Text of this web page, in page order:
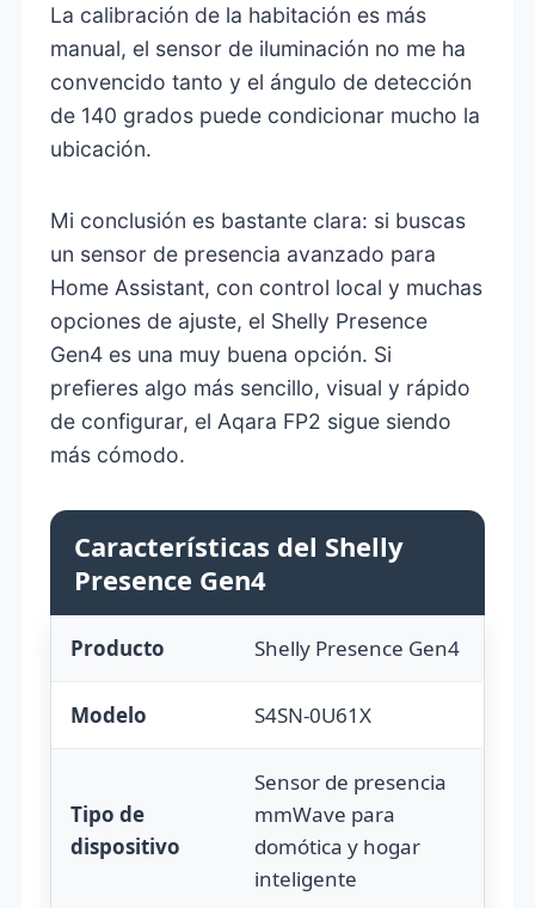
La calibración de la habitación es más
manual, el sensor de iluminación no me ha
convencido tanto y el ángulo de detección
de 140 grados puede condicionar mucho la
ubicación.
Mi conclusión es bastante clara: si buscas
un sensor de presencia avanzado para
Home Assistant, con control local y muchas
opciones de ajuste, el Shelly Presence
Gen4 es una muy buena opción. Si
prefieres algo más sencillo, visual y rápido
de configurar, el Aqara FP2 sigue siendo
más cómodo.
Características del Shelly
Presence Gen4
Producto Shelly Presence Gen4
Modelo S4SN-0U61X
Tipo de
dispositivo
Sensor de presencia
mmWave para
domótica y hogar
inteligente